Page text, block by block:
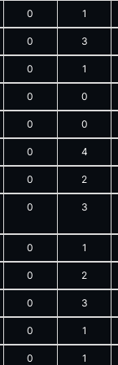
0 1
0 3
0 1
0 0
0 0
0 4
0 2
0 3
0 1
0 2
0 3
0 1
0 1